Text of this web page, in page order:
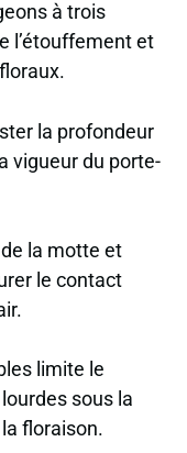
à trois
l’étouffement et
la profondeur
vigueur du porte-
la motte et
le contact
limite le
sous la
floraison.